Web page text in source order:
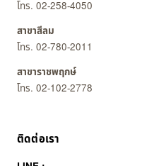
โทร. 02-258-4050
สาขาสีลม
โทร. 02-780-2011
สาขาราชพฤกษ์
โทร. 02-102-2778
ติดต่อเรา